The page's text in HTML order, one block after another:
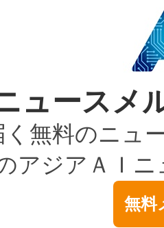
のバイオ
について、自
性もあります
4億ドルかか
（CEO）であ
connected
ば、6,000万
率性は、フェ
減という課題
にし、ピーク
可能な電力容
献します。こ
約（SLA）違
化によるダウ
タセンターが
provides a
切り替えるこ
どの細かな対
ットにより、
かなディテー
囲を検出
ザーを搭載。
実現すること
ュース
無料のニュ
アジアＡＩ
無料